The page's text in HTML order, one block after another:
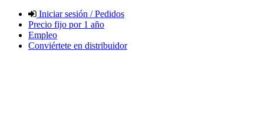
Iniciar sesión / Pedidos
Precio fijo por 1 año
Empleo
Conviértete en distribuidor